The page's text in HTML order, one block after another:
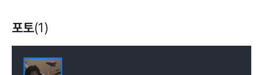
포토(1)